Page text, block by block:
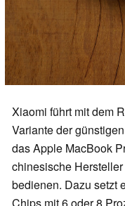
Xiaomi führt mit dem
Variante der
das Apple MacBook
chinesische
bedienen. Dazu setzt